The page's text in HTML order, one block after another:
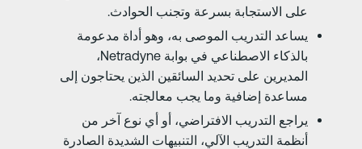
على الاستجابة بسرعة وتجنب الحوادث.
يساعد التدريب الموصى به، وهو أداة مدعومة
بالذكاء الاصطناعي في بوابة Netradyne،
المديرين على تحديد السائقين الذين يحتاجون إلى
مساعدة إضافية وما يجب معالجته.
يراجع التدريب الافتراضي، أو أي نوع آخر من
أنظمة التدريب الآلي، التنبيهات الشديدة الصادرة